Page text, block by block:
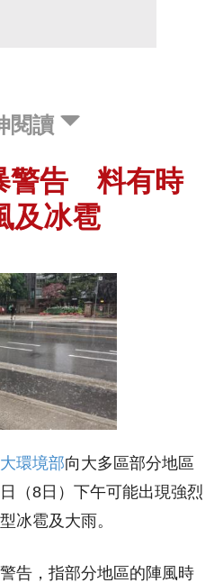
閱讀
警告 料有時
及冰雹
環境部向大多區部分地區
（8日）下午可能出現強烈
冰雹及大雨。
告，指部分地區的陣風時